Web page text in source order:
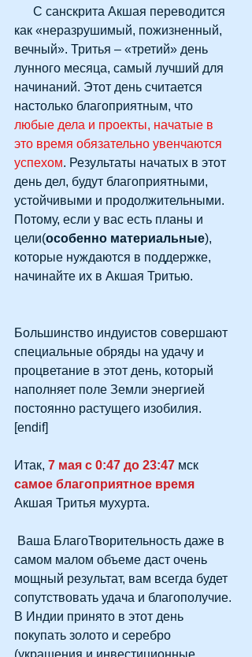
как «неразрушимый, пожизненный,
вечный». Тритья – «третий» день
лунного месяца, самый лучший для
начинаний. Этот день считается
настолько благоприятным, что
любые дела и проекты, начатые в
это время обязательно увенчаются
успехом. Результаты начатых в этот
день дел, будут благоприятными,
устойчивыми и продолжительными.
Потому, если у вас есть планы и
цели(особенно материальные),
которые нуждаются в поддержке,
начинайте их в Акшая Тритью.
Большинство индуистов совершают
специальные обряды на удачу и
процветание в этот день, который
наполняет поле Земли энергией
постоянно растущего изобилия.
[endif]
Итак, 7 мая с 0:47 до 23:47 мск
самое благоприятное время
Акшая Тритья мухурта.
самом малом объеме даст очень
мощный результат, вам всегда будет
сопутствовать удача и благополучие.
В Индии принято в этот день
покупать золото и серебро
(украшения и инвестиционные